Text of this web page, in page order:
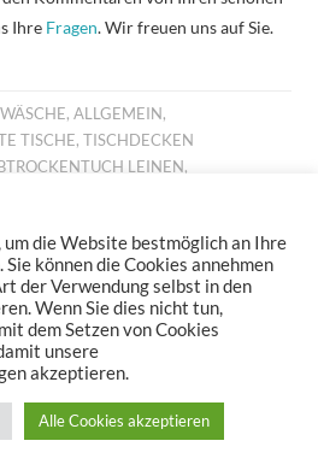
Ihre Fragen. Wir freuen uns auf Sie.
, ALLGEMEIN ,
TISCHE,TISCHDECKEN
LEINEN,
,ABWASCHBARE TISCHWÄSCHE,
,ABWASCHBARES TISCHTUCH,
ABWASCHTÜCHER SANDER
, ABWISCHBARE TISCHDECKEN
,ABWISCHBARE TISCHTÜCHER
,ALLROUND BASKET FRÜHLING
,ALLROUND BASKET
,AUFLEGER GOBELIN
die Website bestmöglich an Ihre
können die Cookies annehmen
der Verwendung selbst in den
Wenn Sie dies nicht tun,
dem Setzen von Cookies
unsere
akzeptieren.
Alle Cookies akzeptieren